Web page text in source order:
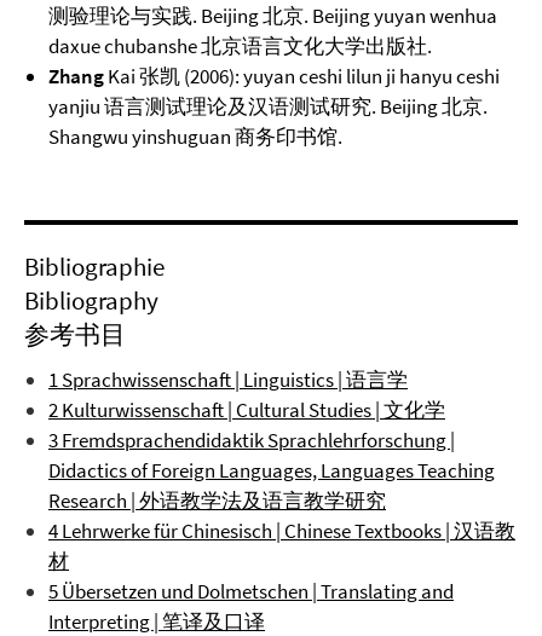
测验理论与实践. Beijing 北京. Beijing yuyan wenhua
daxue chubanshe 北京语言文化大学出版社.
ZhangKai 张凯 (2006): yuyan ceshi lilun ji hanyu ceshi
yanjiu 语言测试理论及汉语测试研究. Beijing 北京.
Shangwu yinshuguan 商务印书馆.
Bibliographie
Bibliography
参考书目
1 Sprachwissenschaft | Linguistics | 语言学
2 Kulturwissenschaft | Cultural Studies | 文化学
3 Fremdsprachendidaktik Sprachlehrforschung |
Didactics of Foreign Languages, Languages Teaching
Research | 外语教学法及语言教学研究
4 Lehrwerke für Chinesisch | Chinese Textbooks | 汉语教
材
5 Übersetzen und Dolmetschen | Translating and
Interpreting | 笔译及口译